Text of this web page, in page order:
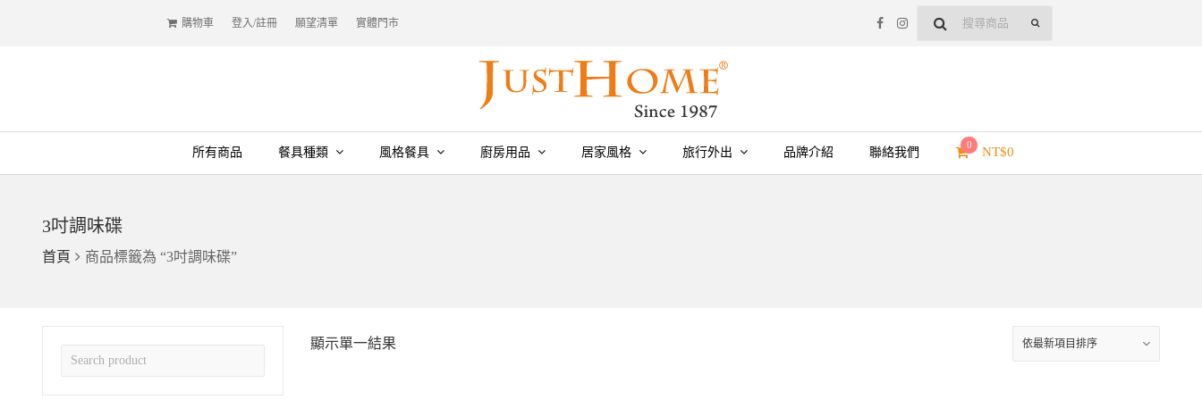
購物車 登入/註冊 願望清單 實體門市
所有商品 餐具種類 風格餐具 廚房用品 居家風格 旅行外出 品牌介紹 聯絡我們
0 NT$0
3吋調味碟
首頁 商品標籤為 “3吋調味碟”
顯示單一結果